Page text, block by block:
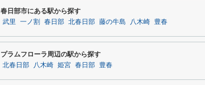
春日部市にある駅から探す
武里 一ノ割 春日部 北春日部 藤の牛島 八木崎 豊春
プラムフローラ周辺の駅から探す
北春日部 八木崎 姫宮 春日部 豊春